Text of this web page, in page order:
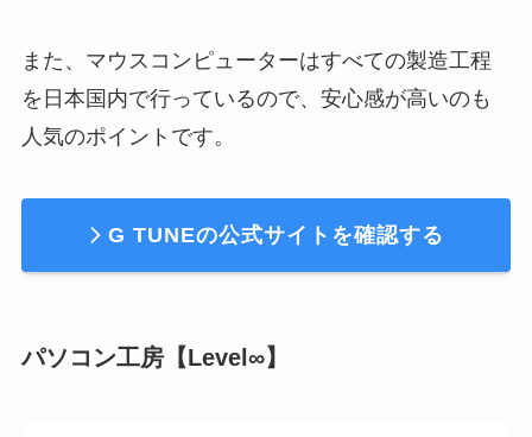
また、マウスコンピューターはすべての製造工程
を日本国内で行っているので、安心感が高いのも
人気のポイントです。
G TUNEの公式サイトを確認する
パソコン工房【Level∞】